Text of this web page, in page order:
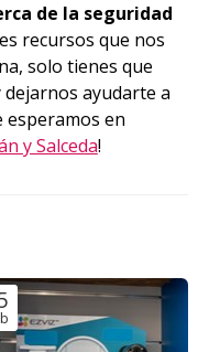
de la seguridad
recursos que nos
solo tienes que
ayudarte a
esperamos en
y Salceda!